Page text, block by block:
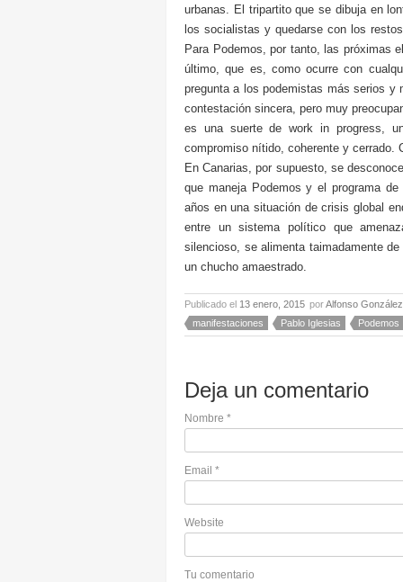
urbanas. El tripartito que se dibuja en
los socialistas y quedarse con los
Para Podemos, por tanto, las próximas
último, que es, como ocurre con
pregunta a los podemistas más serios y
contestación sincera, pero muy
es una suerte de work in progress,
compromiso nítido, coherente y cerrado.
En Canarias, por supuesto, se
que maneja Podemos y el programa
años en una situación de crisis global
entre un sistema político que
silencioso, se alimenta taimadamente
un chucho amaestrado.
Publicado el 13 enero, 2015 porAlfonso
manifestaciones
Pablo Iglesias Podemos
Deja un comentario
Nombre *
Email *
Website
Tu comentario